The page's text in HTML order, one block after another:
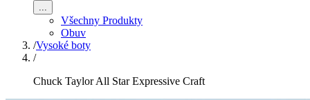
...
Všechny Produkty
Obuv
/Vysoké boty
/
Chuck Taylor All Star Expressive Craft